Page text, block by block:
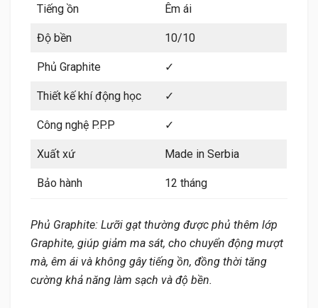
Tiếng ồn Êm ái
Độ bền 10/10
Phủ Graphite ✓
Thiết kế khí động học ✓
Công nghệ P.P.P ✓
Xuất xứ Made in Serbia
Bảo hành 12 tháng
Phủ Graphite: Lưỡi gạt thường được phủ thêm lớp
Graphite, giúp giảm ma sát, cho chuyển động mượt
mà, êm ái và không gây tiếng ồn, đồng thời tăng
cường khả năng làm sạch và độ bền.